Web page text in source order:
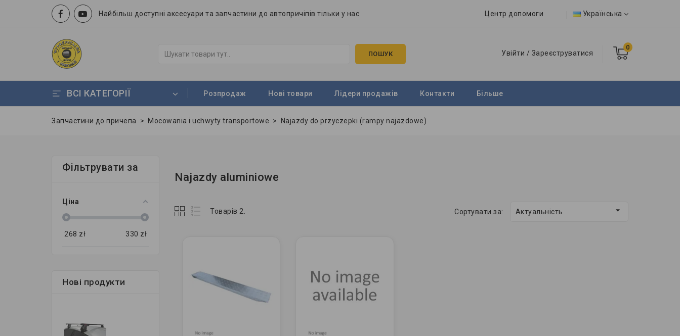
Найбільш доступні аксесуари та запчастини до автопричіпів тільки у нас Центр допомоги Українська
0
Увійти / Зареєструватися
ПОШУК
ВСІ КАТЕГОРІЇ Розпродаж Нові товари Лідери продажів Контакти Більше
Запчастини до причепа > Mocowania i uchwyty transportowe > Najazdy do przyczepki (rampy najazdowe)
Фільтрувати за
Ціна
268 zł 330 zł
Нові продукти
Najazdy aluminiowe
Товарів 2. Сортувати за: Актуальність 